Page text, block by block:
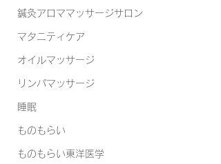
鍼灸アロママッサージサロン
マタニティケア
オイルマッサージ
リンパマッサージ
睡眠
ものもらい
ものもらい東洋医学